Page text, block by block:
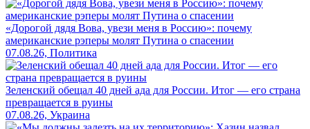
«Дорогой дядя Вова, увези меня в Россию»: почему
американские рэперы молят Путина о спасении
07.08.26, Политика
Зеленский обещал 40 дней ада для России. Итог — его страна
превращается в руины
07.08.26, Украина